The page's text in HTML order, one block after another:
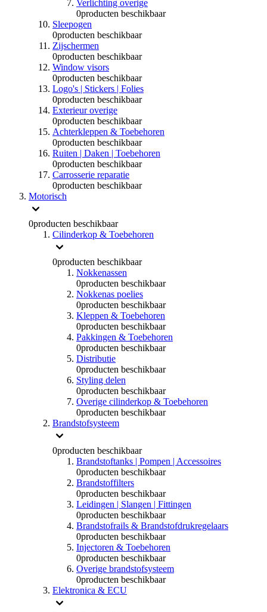
Verlichting overige
0producten beschikbaar
Sleepogen
0producten beschikbaar
Zijschermen
0producten beschikbaar
Window visors
0producten beschikbaar
Logo's | Stickers | Folies
0producten beschikbaar
Exterieur overige
0producten beschikbaar
Achterkleppen & Toebehoren
0producten beschikbaar
Ruiten | Daken | Toebehoren
0producten beschikbaar
Carrosserie reparatie
0producten beschikbaar
Motorisch
0producten beschikbaar
Cilinderkop & Toebehoren
0producten beschikbaar
Nokkenassen
0producten beschikbaar
Nokkenas poelies
0producten beschikbaar
Kleppen & Toebehoren
0producten beschikbaar
Pakkingen & Toebehoren
0producten beschikbaar
Distributie
0producten beschikbaar
Styling delen
0producten beschikbaar
Overige cilinderkop & Toebehoren
0producten beschikbaar
Brandstofsysteem
0producten beschikbaar
Brandstoftanks | Pompen | Accessoires
0producten beschikbaar
Brandstoffilters
0producten beschikbaar
Leidingen | Slangen | Fittingen
0producten beschikbaar
Brandstofrails & Brandstofdrukregelaars
0producten beschikbaar
Injectoren & Toebehoren
0producten beschikbaar
Overige brandstofsysteem
0producten beschikbaar
Elektronica & ECU